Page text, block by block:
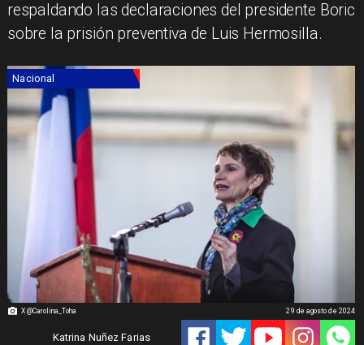
respaldando las declaraciones del presidente Boric
sobre la prisión preventiva de Luis Hermosilla.
X @Carolina_Toha
Nacional
Katrina Nuñez Farias
29 de agosto de 2024